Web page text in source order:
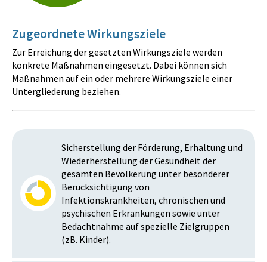
Zugeordnete Wirkungsziele
Zur Erreichung der gesetzten Wirkungsziele werden
konkrete Maßnahmen eingesetzt. Dabei können sich
Maßnahmen auf ein oder mehrere Wirkungsziele einer
Untergliederung beziehen.
Sicherstellung der Förderung, Erhaltung und
Wiederherstellung der Gesundheit der
gesamten Bevölkerung unter besonderer
Berücksichtigung von
Infektionskrankheiten, chronischen und
psychischen Erkrankungen sowie unter
Bedachtnahme auf spezielle Zielgruppen
(zB. Kinder).